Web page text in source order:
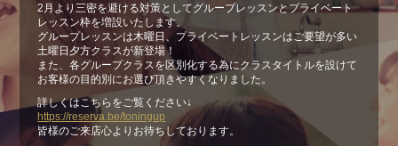
2月より三密を避ける対策としてグループレッスンとプライベート
レッスン枠を増設いたします。
グループレッスンは木曜日、プライベートレッスンはご要望が多い
土曜日夕方クラスが新登場！
また、各グループクラスを区別化する為にクラスタイトルを設けて
お客様の目的別にお選び頂きやすくなりました。
詳しくはこちらをご覧ください↓
https://reserva.be/toningup
皆様のご来店心よりお待ちしております。